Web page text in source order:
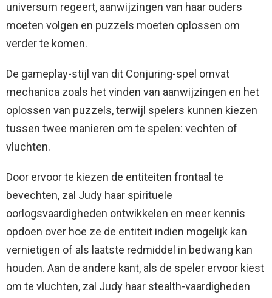
universum regeert, aanwijzingen van haar ouders
moeten volgen en puzzels moeten oplossen om
verder te komen.
De gameplay-stijl van dit Conjuring-spel omvat
mechanica zoals het vinden van aanwijzingen en het
oplossen van puzzels, terwijl spelers kunnen kiezen
tussen twee manieren om te spelen: vechten of
vluchten.
Door ervoor te kiezen de entiteiten frontaal te
bevechten, zal Judy haar spirituele
oorlogsvaardigheden ontwikkelen en meer kennis
opdoen over hoe ze de entiteit indien mogelijk kan
vernietigen of als laatste redmiddel in bedwang kan
houden. Aan de andere kant, als de speler ervoor kiest
om te vluchten, zal Judy haar stealth-vaardigheden